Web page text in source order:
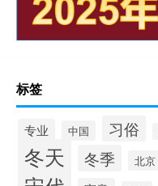
标签
专业 中国 习俗
冬天 冬季 北京